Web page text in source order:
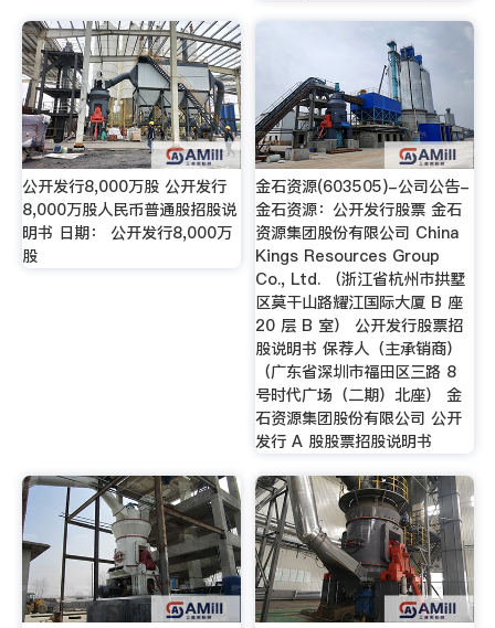
公开发行8,000万股 公开发行
8,000万股人民币普通股招股说
明书 日期： 公开发行8,000万
股
金石资源(603505)-公司公告-
金石资源：公开发行股票 金石
资源集团股份有限公司 China
Kings Resources Group
Co., Ltd. （浙江省杭州市拱墅
区莫干山路耀江国际大厦 B 座
20 层 B 室） 公开发行股票招
股说明书 保荐人（主承销商）
（广东省深圳市福田区三路 8
号时代广场（二期）北座） 金
石资源集团股份有限公司 公开
发行 A 股股票招股说明书